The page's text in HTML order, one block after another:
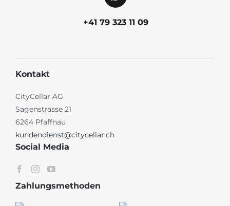
+41 79 323 11 09
Kontakt
CityCellar AG
Sagenstrasse 21
6264 Pfaffnau
kundendienst@citycellar.ch
Social Media
Zahlungsmethoden